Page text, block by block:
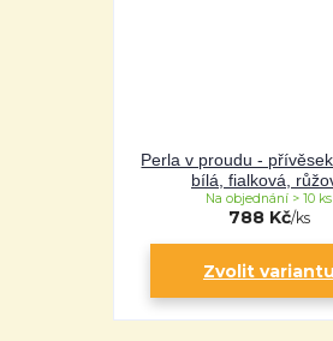
Perla v proudu -
bílá, fialková,
788 Kč/ks
Na objednání > 10 ks
Zvolit variantu